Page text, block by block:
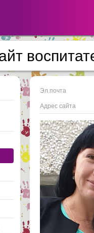
Добавлено
Эл.почта
Адрес сайта